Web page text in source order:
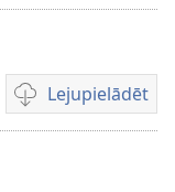
Lejupielādēt
Video
lejupielādes